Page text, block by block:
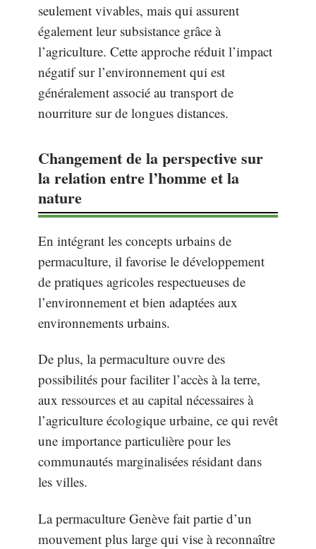
seulement vivables, mais qui assurent
également leur subsistance grâce à
l’agriculture. Cette approche réduit l’impact
négatif sur l’environnement qui est
généralement associé au transport de
nourriture sur de longues distances.
Changement de la perspective sur
la relation entre l’homme et la
nature
En intégrant les concepts urbains de
permaculture, il favorise le développement
de pratiques agricoles respectueuses de
l’environnement et bien adaptées aux
environnements urbains.
De plus, la permaculture ouvre des
possibilités pour faciliter l’accès à la terre,
aux ressources et au capital nécessaires à
l’agriculture écologique urbaine, ce qui revêt
une importance particulière pour les
communautés marginalisées résidant dans
les villes.
La permaculture Genève fait partie d’un
mouvement plus large qui vise à reconnaître